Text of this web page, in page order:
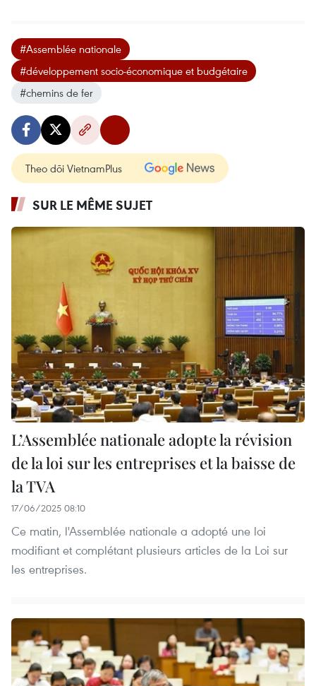
#Assemblée nationale
#développement socio-économique et budgétaire
#chemins de fer
Theo dõi VietnamPlus
SUR LE MÊME SUJET
L’Assemblée nationale adopte la révision
de la loi sur les entreprises et la baisse de
la TVA
17/06/2025 08:10
Ce matin, l'Assemblée nationale a adopté une loi
modifiant et complétant plusieurs articles de la Loi sur
les entreprises.